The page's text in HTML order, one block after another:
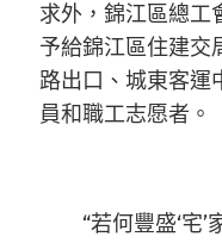
求外，錦江區總工
予給錦江區住建交
路出口、城東客運
員和職工志愿者。
“若何豐盛‘宅’